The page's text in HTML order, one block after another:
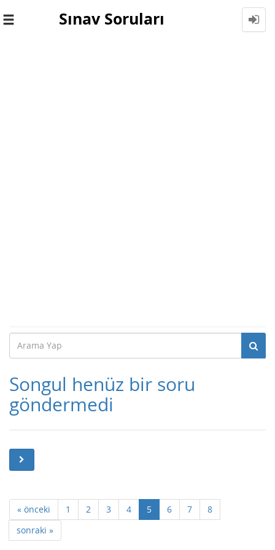
Toggle
Sınav Soruları
Songul henüz bir soru
göndermedi
« önceki 1 2 3 4 5 6 7
8
sonraki »